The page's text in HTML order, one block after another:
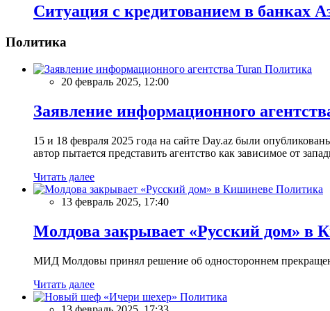
Ситуация с кредитованием в банках
Политика
Политика
20 февраль 2025, 12:00
Заявление информационного
15 и 18 февраля 2025 года на сайте Day.az были
автор пытается представить агентство как зависимое от
Читать далее
Политика
13 февраль 2025, 17:40
Молдова закрывает «Русский дом» в
МИД Молдовы принял решение об одностороннем
Читать далее
Политика